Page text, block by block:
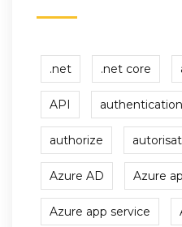
.net .net core
API authentication
authorize
Azure AD Azure
Azure app service